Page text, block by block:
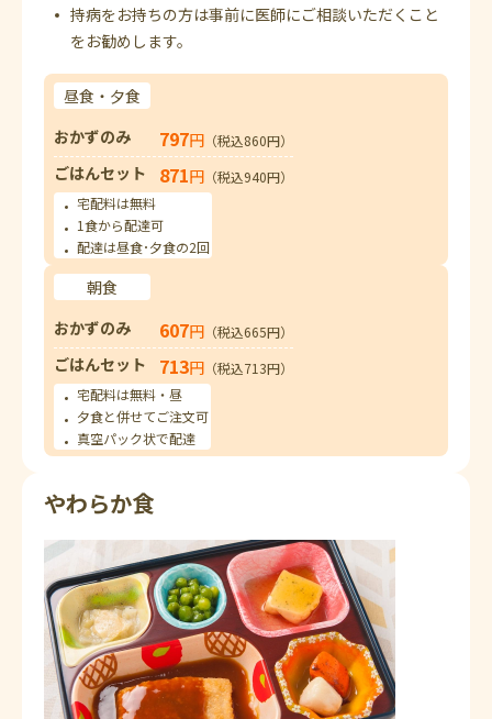
持病をお持ちの方は事前に医師にご相談いただくこと
をお勧めします。
昼食・夕食
おかずのみ
797円 （税込860円）
ごはんセット 871円 （税込940円）
宅配料は無料
1食から配達可
配達は昼食･夕食の2回
朝食
おかずのみ
607円 （税込665円）
ごはんセット 713円 （税込713円）
宅配料は無料・昼
夕食と併せてご注文可
真空パック状で配達
やわらか食